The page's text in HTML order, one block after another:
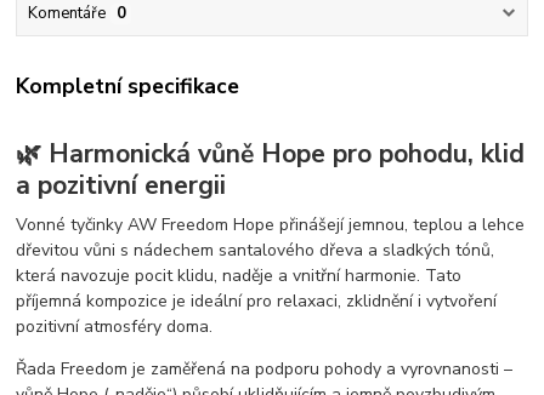
Komentáře 0
Kompletní specifikace
🌿 Harmonická vůně Hope pro pohodu, klid
a pozitivní energii
Vonné tyčinky AW Freedom Hope přinášejí jemnou, teplou a lehce
dřevitou vůni s nádechem santalového dřeva a sladkých tónů,
která navozuje pocit klidu, naděje a vnitřní harmonie. Tato
příjemná kompozice je ideální pro relaxaci, zklidnění i vytvoření
pozitivní atmosféry doma.
Řada Freedom je zaměřená na podporu pohody a vyrovnanosti –